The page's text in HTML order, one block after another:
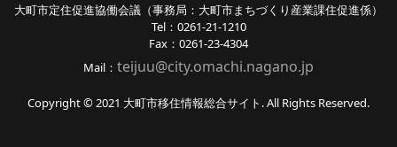
大町市定住促進協働会議（事務局：大町市まちづくり産業課住促進係）
Tel：0261-21-1210
Fax：0261-23-4304
Mail： teijuu@city.omachi.nagano.jp
Copyright © 2021 大町市移住情報総合サイト. All Rights Reserved.